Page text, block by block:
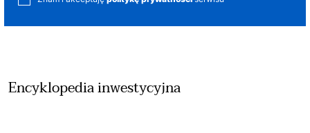
Encyklopedia inwestycyjna